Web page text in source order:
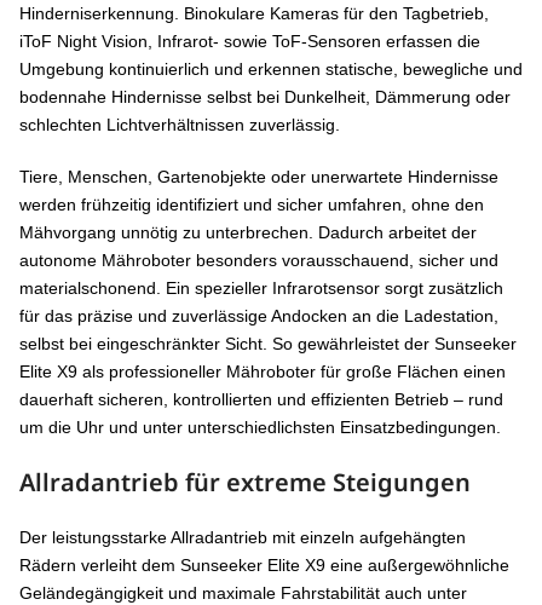
Hinderniserkennung. Binokulare Kameras für den Tagbetrieb,
iToF Night Vision, Infrarot- sowie ToF-Sensoren erfassen die
Umgebung kontinuierlich und erkennen statische, bewegliche und
bodennahe Hindernisse selbst bei Dunkelheit, Dämmerung oder
schlechten Lichtverhältnissen zuverlässig.
Tiere, Menschen, Gartenobjekte oder unerwartete Hindernisse
werden frühzeitig identifiziert und sicher umfahren, ohne den
Mähvorgang unnötig zu unterbrechen. Dadurch arbeitet der
autonome Mähroboter besonders vorausschauend, sicher und
materialschonend. Ein spezieller Infrarotsensor sorgt zusätzlich
für das präzise und zuverlässige Andocken an die Ladestation,
selbst bei eingeschränkter Sicht. So gewährleistet der Sunseeker
Elite X9 als professioneller Mähroboter für große Flächen einen
dauerhaft sicheren, kontrollierten und effizienten Betrieb – rund
um die Uhr und unter unterschiedlichsten Einsatzbedingungen.
Allradantrieb für extreme Steigungen
Der leistungsstarke Allradantrieb mit einzeln aufgehängten
Rädern verleiht dem Sunseeker Elite X9 eine außergewöhnliche
Geländegängigkeit und maximale Fahrstabilität auch unter